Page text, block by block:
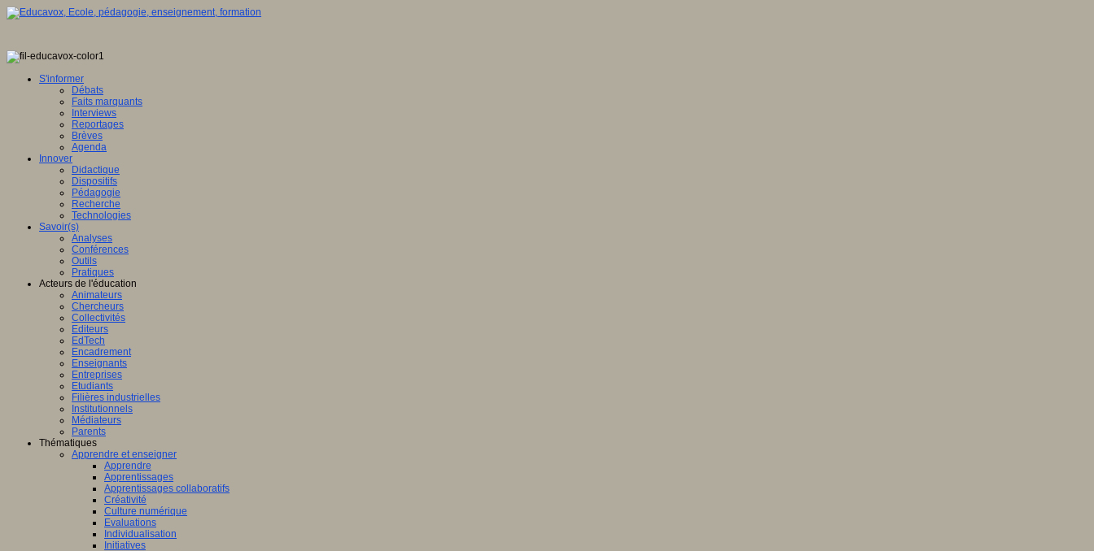
S'informer
Débats
Faits marquants
Interviews
Reportages
Brèves
Agenda
Innover
Didactique
Dispositifs
Pédagogie
Recherche
Technologies
Savoir(s)
Analyses
Conférences
Outils
Pratiques
Acteurs de l'éducation
Animateurs
Chercheurs
Collectivités
Editeurs
EdTech
Encadrement
Enseignants
Entreprises
Etudiants
Filières industrielles
Institutionnels
Médiateurs
Parents
Thématiques
Apprendre et enseigner
Apprendre
Apprentissages
Apprentissages collaboratifs
Créativité
Culture numérique
Evaluations
Individualisation
Initiatives